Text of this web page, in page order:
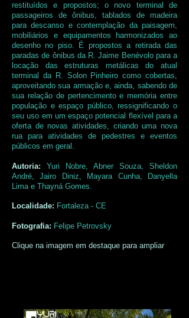
restituídos e propostos; o novo terminal de
passageiros de ônibus, tablados de madeira
para descanso e contemplação da paisagem,
mobiliários e equipamentos harmonizados ao
desenho no piso. É propostos a retirada das
paradas de ônibus da R. Jaime Benévolo para a
locação das estruturas metálicas do atual
terminal da R. Solon Pinheiro como cobertas,
aproveitando sua armação e, ainda, sabendo de
sua relação de pertencimento e memória entre
população e espaço público, ressignificando o
seu uso em um espaço potencial flexível para a
oferta de novas atividades, criando uma nova
rua para atividades de pedestres e eventos
públicos em geral.
Autoria: Yuri Nobre, Abner Souza, Sheldon
André, Jairo Diniz, Mayara Cunha, Danyella
Lima e Thayná Gomes.
Localidade: Fortaleza - CE
Fotografia: Felipe Petrovsky
Clique na imagem em destaque para ampliar